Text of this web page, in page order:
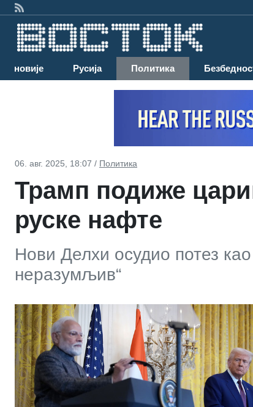
Најновије Русија Политика
06. авг. 2025, 18:07 / Политика
Трамп подиже
руске нафте
Нови Делхи осудио потез
неразумљив“